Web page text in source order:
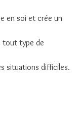
en soi et crée un
tout type de
situations difficiles.